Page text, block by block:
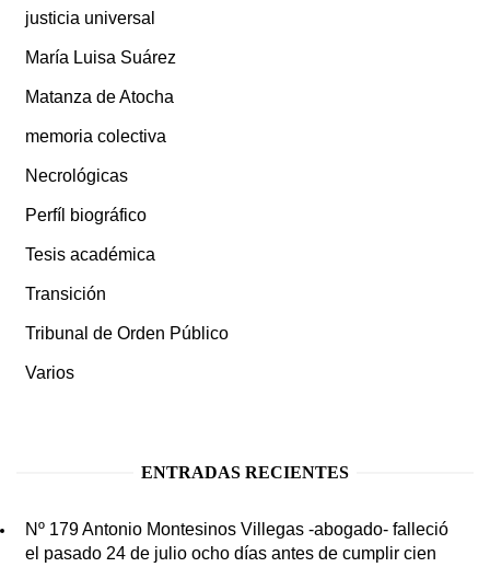
justicia universal
María Luisa Suárez
Matanza de Atocha
memoria colectiva
Necrológicas
Perfíl biográfico
Tesis académica
Transición
Tribunal de Orden Público
Varios
ENTRADAS RECIENTES
Nº 179 Antonio Montesinos Villegas -abogado- falleció
el pasado 24 de julio ocho días antes de cumplir cien